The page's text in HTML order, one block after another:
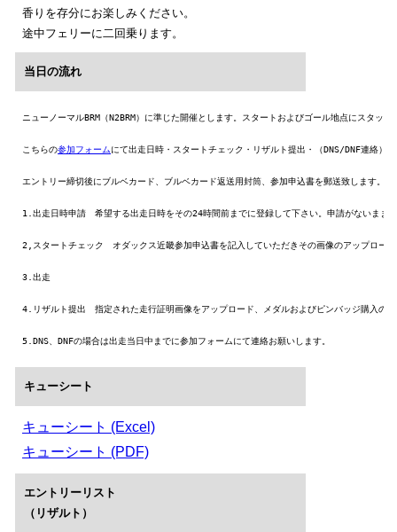
香りを存分にお楽しみください。
途中フェリーに二回乗ります。
当日の流れ
ニューノーマルBRM（N2BRM）に準じた開催とします。スタートおよびゴール地点にスタッ
こちらの参加フォームにて出走日時・スタートチェック・リザルト提出・（DNS/DNF連絡
エントリー締切後にブルベカード、ブルベカード返送用封筒、参加申込書を郵送致します。
1.出走日時申請　希望する出走日時をその24時間前までに登録して下さい。申請がないまま
2,スタートチェック　オダックス近畿参加申込書を記入していただきその画像のアップロー
3.出走
4.リザルト提出　指定された走行証明画像をアップロード、メダルおよびピンバッジ購入の
5.DNS、DNFの場合は出走当日中までに参加フォームにて連絡お願いします。
キューシート
キューシート (Excel)
キューシート (PDF)
エントリーリスト
（リザルト）